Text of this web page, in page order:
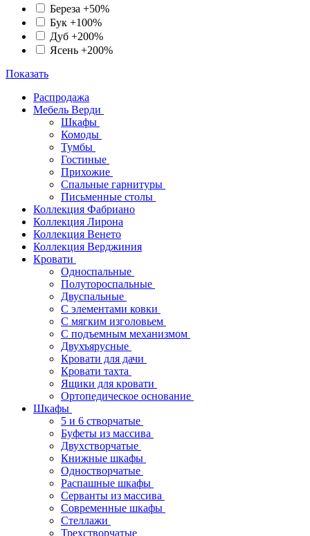
Береза +50%
Бук +100%
Дуб +200%
Ясень +200%
Показать
Распродажа
Мебель Верди
Шкафы
Комоды
Тумбы
Гостиные
Прихожие
Спальные гарнитуры
Письменные столы
Коллекция Фабриано
Коллекция Лирона
Коллекция Венето
Коллекция Верджиния
Кровати
Односпальные
Полутороспальные
Двуспальные
С элементами ковки
С мягким изголовьем
С подъемным механизмом
Двухъярусные
Кровати для дачи
Кровати тахта
Ящики для кровати
Ортопедическое основание
Шкафы
5 и 6 створчатые
Буфеты из массива
Двухстворчатые
Книжные шкафы
Одностворчатые
Распашные шкафы
Серванты из массива
Современные шкафы
Стеллажи
Трехстворчатые